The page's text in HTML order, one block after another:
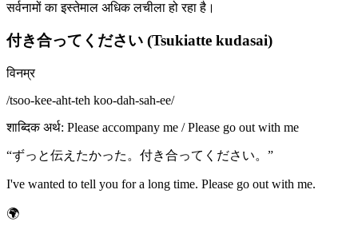
सर्वनामों का इस्तेमाल अधिक लचीला हो रहा है।
付き合ってください (Tsukiatte kudasai)
विनम्र
/tsoo-kee-aht-teh koo-dah-sah-ee/
शाब्दिक अर्थ: Please accompany me / Please go out with me
“ずっと伝えたかった。付き合ってください。 ”
I've wanted to tell you for a long time. Please go out with me.
🌍